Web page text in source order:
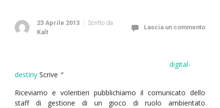
23 Aprile 2013
Scritto da
Kalt
Lascia un commento
digital-
destiny Scrive “
Riceviamo e volentieri pubblichiamo il comunicato dello
staff di gestione di un gioco di ruolo ambientato